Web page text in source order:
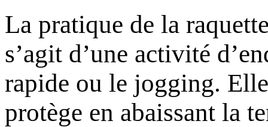
La pratique de la
s’agit d’une activité
rapide ou le jogging.
protège en abaissant la